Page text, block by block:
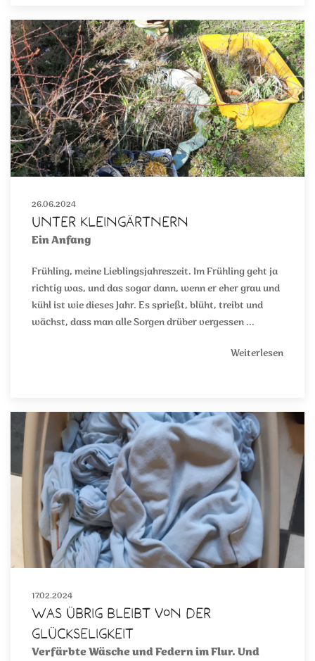
26.06.2024
Unter Kleingärtnern
Ein Anfang
Frühling, meine Lieblingsjahreszeit. Im Frühling geht ja
richtig was, und das sogar dann, wenn er eher grau und
kühl ist wie dieses Jahr. Es sprießt, blüht, treibt und
wächst, dass man alle Sorgen drüber vergessen ...
Weiterlesen
17.02.2024
Was übrig bleibt von der
Glückseligkeit
Verfärbte Wäsche und Federn im Flur. Und